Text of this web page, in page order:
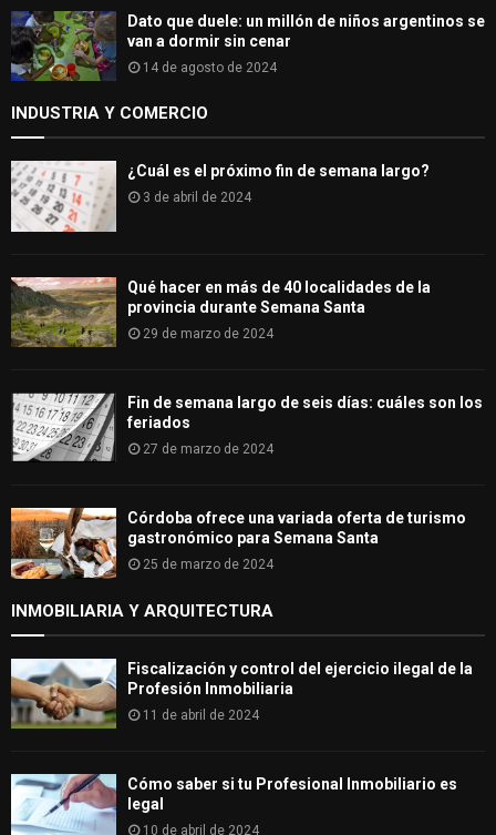
Dato que duele: un millón de niños argentinos se
van a dormir sin cenar
14 de agosto de 2024
INDUSTRIA Y COMERCIO
¿Cuál es el próximo fin de semana largo?
3 de abril de 2024
Qué hacer en más de 40 localidades de la
provincia durante Semana Santa
29 de marzo de 2024
Fin de semana largo de seis días: cuáles son los
feriados
27 de marzo de 2024
Córdoba ofrece una variada oferta de turismo
gastronómico para Semana Santa
25 de marzo de 2024
INMOBILIARIA Y ARQUITECTURA
Fiscalización y control del ejercicio ilegal de la
Profesión Inmobiliaria
11 de abril de 2024
Cómo saber si tu Profesional Inmobiliario es
legal
10 de abril de 2024